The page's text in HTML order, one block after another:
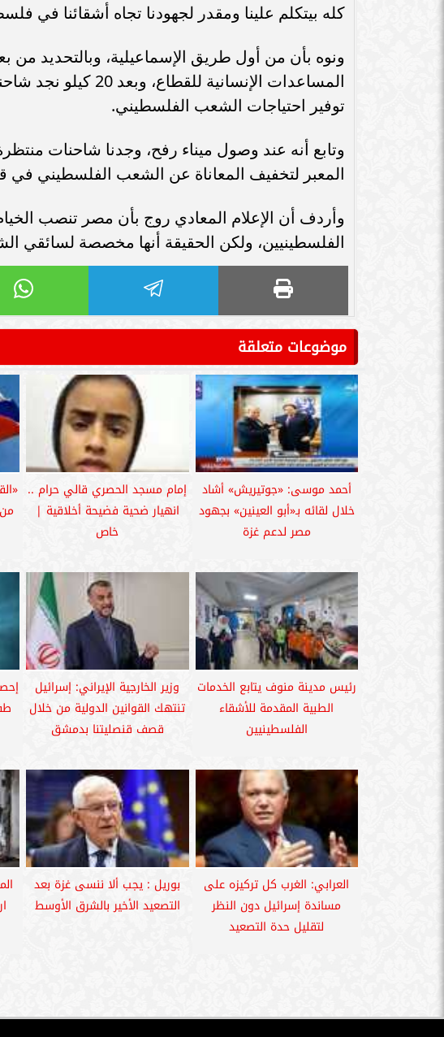
كله بيتكلم علينا ومقدر لجهودنا تجاه أشقائنا في
ونوه بأن من أول طريق الإسماعيلية، وبالتحديد
المساعدات
توفير احتياجات الشعب الفلسطيني.
المعبر لتخفيف المعاناة عن الشعب الفلسطيني في
وأردف أن الإعلام المعادي روج بأن مصر تنصب
الفلسطينيين، ولكن الحقيقة أنها مخصصة لسائقي
موضوعات متعلقة
أحمد موسى: «جوتيريش» أشاد
خلال لقائه بـ«أبو العينين» بجهود
مصر لدعم غزة
إمام مسجد الحصري قالي حرام ..
انهيار ضحية فضيحة أخلاقية |
خاص
رئيس مدينة منوف يتابع الخدمات
الطبية المقدمة للأشقاء
الفلسطينيين
وزير الخارجية الإيراني: إسرائيل
تنتهك القوانين الدولية من خلال
قصف قنصليتنا بدمشق
العرابي: الغرب كل تركيزه على
مساندة إسرائيل دون النظر
لتقليل حدة التصعيد
بوريل : يجب ألا ننسى غزة بعد
التصعيد الأخير بالشرق الأوسط
سامر شقير: اتفاقيات السعودية وروسيا
الـ30 تمهد لاستثمارات استراتيجية واعدة
في رؤية...
سامر شقير: التحولات الأوروبية
جديداً للاستثمار في الطاقة